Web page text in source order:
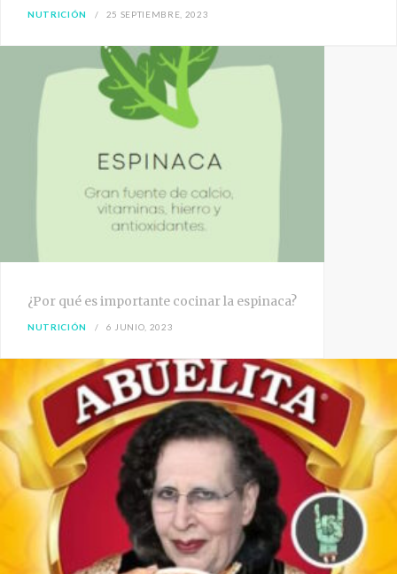
NUTRICIÓN 25 SEPTIEMBRE, 2023
¿Por qué es importante cocinar la espinaca?
NUTRICIÓN 6 JUNIO, 2023